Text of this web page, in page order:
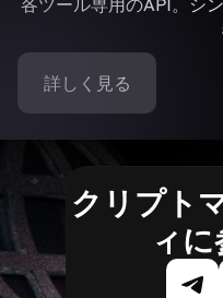
各ツール専用のAPI。シ
詳しく見る
クリプト
ィ